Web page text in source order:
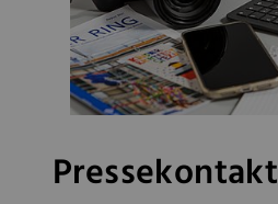
Pressekontakt